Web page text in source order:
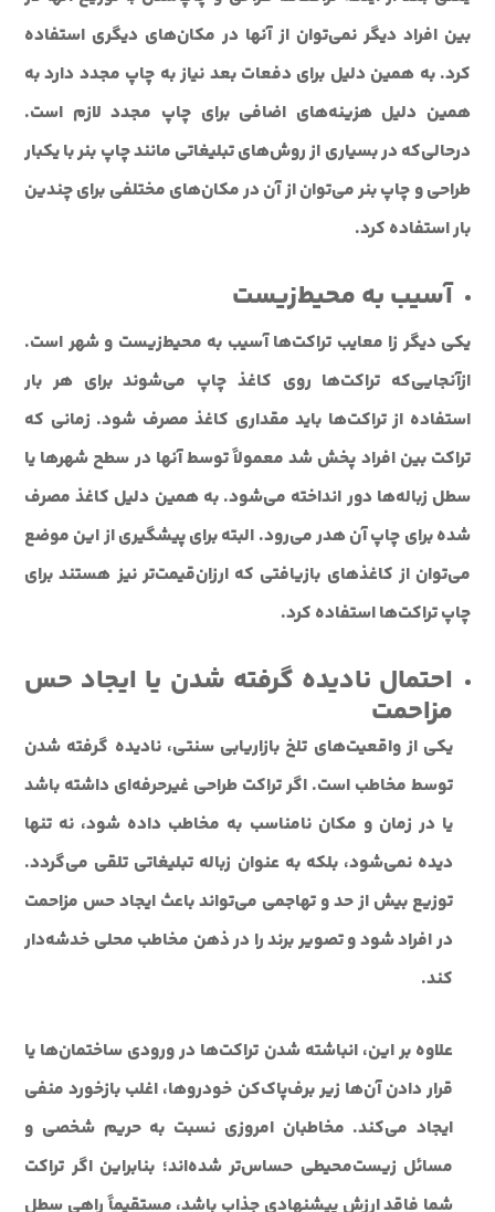
بین افراد دیگر نمی‌توان از آنها در مکان‌های دیگری استفاده
کرد. به همین دلیل برای دفعات بعد نیاز به چاپ مجدد دارد به
همین دلیل هزینه‌های اضافی برای چاپ مجدد لازم است.
درحالی‌که در بسیاری از روش‌های تبلیغاتی مانند چاپ بنر با یکبار
طراحی و چاپ بنر می‌توان از آن در مکان‌های مختلفی برای چندین
بار استفاده کرد.
آسیب به محیط‌زیست
یکی دیگر زا معایب تراکت‌ها آسیب به محیط‌زیست و شهر است.
ازآنجایی‌که تراکت‌ها روی کاغذ چاپ می‌شوند برای هر بار
استفاده از تراکت‌ها باید مقداری کاغذ مصرف شود. زمانی که
تراکت بین افراد پخش شد معمولاً توسط آنها در سطح شهرها یا
سطل زباله‌ها دور انداخته می‌شود. به همین دلیل کاغذ مصرف
شده برای چاپ آن هدر می‌رود. البته برای پیشگیری از این موضع
می‌توان از کاغذهای بازیافتی که ارزان‌قیمت‌تر نیز هستند برای
چاپ تراکت‌ها استفاده کرد.
احتمال نادیده گرفته شدن یا ایجاد حس
مزاحمت
یکی از واقعیت‌های تلخ بازاریابی سنتی، نادیده گرفته شدن
توسط مخاطب است. اگر تراکت طراحی غیرحرفه‌ای داشته باشد
یا در زمان و مکان نامناسب به مخاطب داده شود، نه تنها
دیده نمی‌شود، بلکه به عنوان زباله تبلیغاتی تلقی می‌گردد.
توزیع بیش از حد و تهاجمی می‌تواند باعث ایجاد حس مزاحمت
در افراد شود و تصویر برند را در ذهن مخاطب محلی خدشه‌دار
کند.
علاوه بر این، انباشته شدن تراکت‌ها در ورودی ساختمان‌ها یا
قرار دادن آن‌ها زیر برف‌پاک‌کن خودروها، اغلب بازخورد منفی
ایجاد می‌کند. مخاطبان امروزی نسبت به حریم شخصی و
مسائل زیست‌محیطی حساس‌تر شده‌اند؛ بنابراین اگر تراکت
شما فاقد ارزش پیشنهادی جذاب باشد، مستقیماً راهی سطل